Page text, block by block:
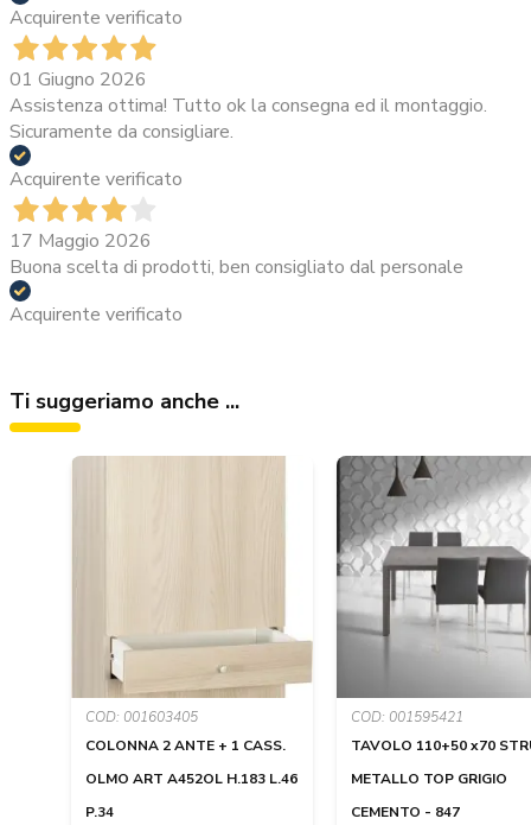
Acquirente verificato
01 Giugno 2026
Assistenza ottima! Tutto ok la consegna ed il montaggio.
Sicuramente da consigliare.
Acquirente verificato
17 Maggio 2026
Buona scelta di prodotti, ben consigliato dal personale
Acquirente verificato
Ti suggeriamo anche ...
COD: 001603405
COLONNA 2 ANTE + 1 CASS.
OLMO ART A452OL H.183 L.46
P.34
COD: 001595421
TAVOLO 110+50 x70
METALLO TOP GRIGIO
CEMENTO - 847